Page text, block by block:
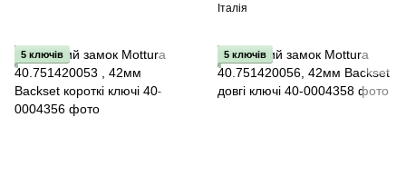
Італія
5 ключів 5 ключів